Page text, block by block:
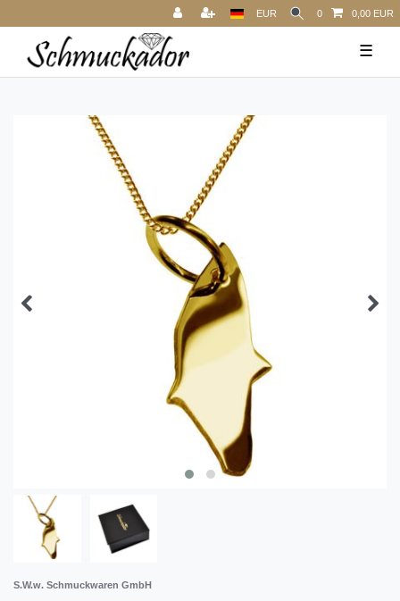
EUR 0 0,00 EUR
☰
S.W.w. Schmuckwaren GmbH